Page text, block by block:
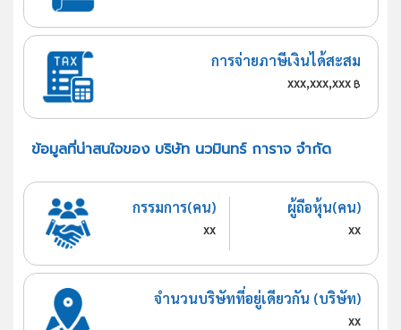
การจ่ายภาษีเงินได้สะสม
xxx,xxx,xxx฿
ข้อมูลที่น่าสนใจของ บริษัท นวมินทร์ การาจ จำกัด
กรรมการ(คน)
xx
ผู้ถือหุ้น(คน)
xx
จำนวนบริษัทที่อยู่เดียวกัน (บริษัท)
xx